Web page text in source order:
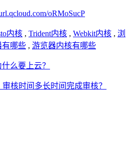
oRMoSucP
内核 , Trident内核 , Webkit内核 , 浏
有哪些 , 游览器内核有哪些
么要上云？
核时间多长时间完成审核？